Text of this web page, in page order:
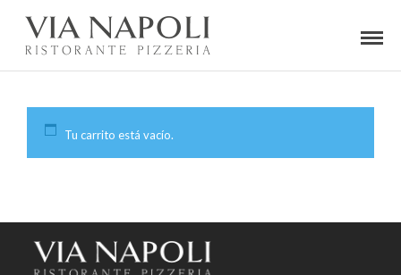
Tu carrito está vacío.